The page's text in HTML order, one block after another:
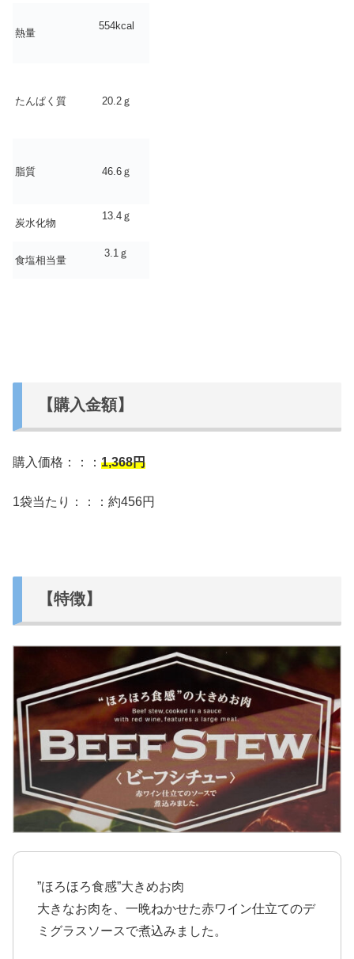
熱量
554kcal
たんぱく質 20.2ｇ
脂質 46.6ｇ
炭水化物
13.4ｇ
食塩相当量
3.1ｇ
【購入金額】
購入価格：：： 1,368円
1袋当たり：：：約456円
【特徴】
”ほろほろ食感”大きめお肉
大きなお肉を、一晩ねかせた赤ワイン仕立てのデ
ミグラスソースで煮込みました。